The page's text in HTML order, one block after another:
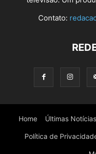
Contato:
Home Últimas Notícias
Política de